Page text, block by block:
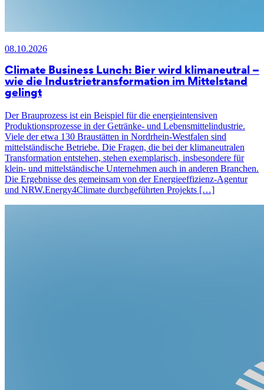
08.10.2026
Climate Business Lunch: Bier wird klimaneutral –
wie die Industrietransformation im Mittelstand
gelingt
Der Brauprozess ist ein Beispiel für die energieintensiven
Produktionsprozesse in der Getränke- und Lebensmittelindustrie.
Viele der etwa 130 Braustätten in Nordrhein-Westfalen sind
mittelständische Betriebe. Die Fragen, die bei der klimaneutralen
Transformation entstehen, stehen exemplarisch, insbesondere für
klein- und mittelständische Unternehmen auch in anderen Branchen.
Die Ergebnisse des gemeinsam von der Energieeffizienz-Agentur
und NRW.Energy4Climate durchgeführten Projekts […]